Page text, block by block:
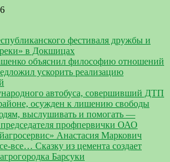
фестиваля дружбы и
в Докшицах
объяснил философию отношений
ускорить реализацию
автобуса, совершивший ДТП
осужден к лишению свободы
выслушивать и помогать —
профпервички ОАО
Анастасия Маркович
все… Сказку из цемента создает
Барсуки